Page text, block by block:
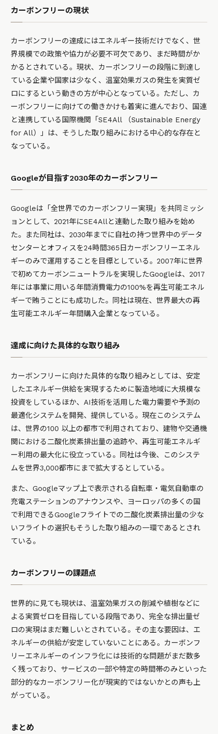
カーボンフリーの現状
カーボンフリーの達成にはエネルギー技術だけでなく、世
界規模での政策や協力が必要不可欠であり、まだ時間がか
かるとされている。現状、カーボンフリーの段階に到達し
ている企業や国家は少なく、温室効果ガスの発生を実質ゼ
ロにするという動きの方が中心となっている。ただし、カ
ーボンフリーに向けての働きかけも着実に進んでおり、国連
と連携している国際機関「SE4All （Sustainable Energy
for All）」は、そうした取り組みにおける中心的な存在と
なっている。
Googleが目指す2030年のカーボンフリー
Googleは「全世界でのカーボンフリー実現」を共同ミッシ
ョンとして、2021年にSE4Allと連動した取り組みを始め
た。また同社は、2030年までに自社の持つ世界中のデータ
センターとオフィスを24時間365日カーボンフリーエネル
ギーのみで運用することを目標としている。2007年に世界
で初めてカーボンニュートラルを実現したGoogleは、2017
年には事業に用いる年間消費電力の100%を再生可能エネル
ギーで賄うことにも成功した。同社は現在、世界最大の再
生可能エネルギー年間購入企業となっている。
達成に向けた具体的な取り組み
カーボンフリーに向けた具体的な取り組みとしては、安定
したエネルギー供給を実現するために製造地域に大規模な
投資をしているほか、AI技術を活用した電力需要や予測の
最適化システムを開発、提供している。現在このシステム
は、世界の100 以上の都市で利用されており、建物や交通機
関における二酸化炭素排出量の追跡や、再生可能エネルギ
ー利用の最大化に役立っている。同社は今後、このシステ
ムを世界3,000都市にまで拡大するとしている。
また、Googleマップ上で表示される自転車・電気自動車の
充電ステーションのアナウンスや、ヨーロッパの多くの国
で利用できるGoogleフライトでの二酸化炭素排出量の少な
いフライトの選択もそうした取り組みの一環であるとされ
ている。
カーボンフリーの課題点
世界的に見ても現状は、温室効果ガスの削減や植樹などに
よる実質ゼロを目指している段階であり、完全な排出量ゼ
ロの実現はまだ難しいとされている。その主な要因は、エ
ネルギーの供給が安定していないことにある。カーボンフ
リーエネルギーのインフラ化には技術的な問題がまだ数多
く残っており、サービスの一部や特定の時間帯のみといった
部分的なカーボンフリー化が現実的ではないかとの声も上
がっている。
まとめ